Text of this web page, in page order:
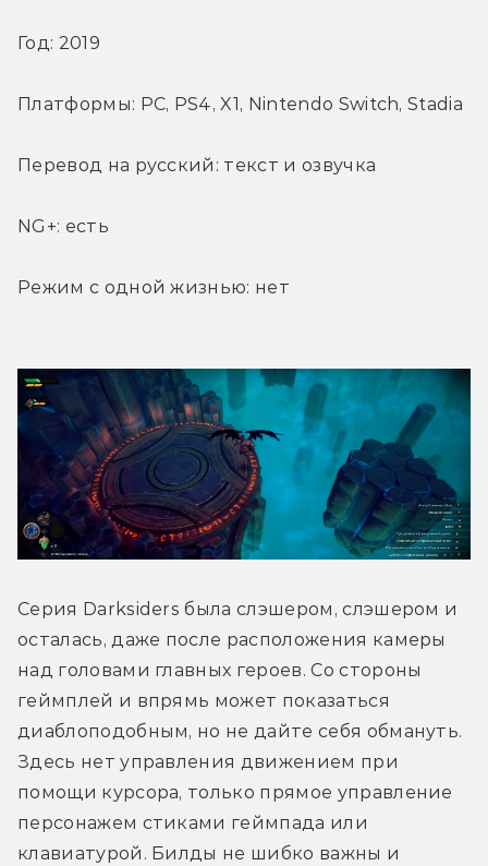
Год: 2019
Платформы: PC, PS4, X1, Nintendo Switch, Stadia
Перевод на русский: текст и озвучка
NG+: есть
Режим с одной жизнью: нет
Серия Darksiders была слэшером, слэшером и
осталась, даже после расположения камеры
над головами главных героев. Со стороны
геймплей и впрямь может показаться
диаблоподобным, но не дайте себя обмануть.
Здесь нет управления движением при
помощи курсора, только прямое управление
персонажем стиками геймпада или
клавиатурой. Билды не шибко важны и